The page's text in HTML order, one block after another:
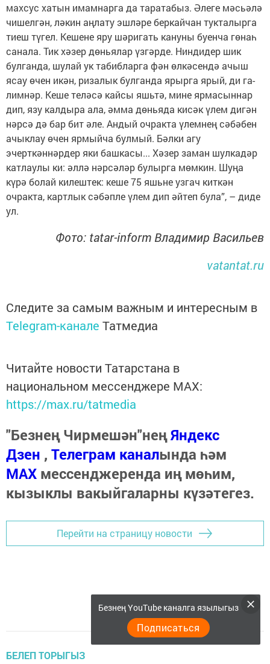
махсус хатын имамнарга да таратабыз. Әлеге мәсьәлә
чи­шелгән, ләкин аңлату эшләре беркайчан тукталырга
тиеш тү­гел. Кешене яру шәригать кануны буенча гөнаһ
санала. Тик хәзер дөньялар үзгәрде. Ниндидер шик
булганда, шулай ук табибларга фән өл­кә­сендә ачыш
ясау өчен икән, ризалык булганда ярырга ярый, ди га­
лимнәр. Кеше теләсә кайсы яшь­тә, мине ярмасыннар
дип, язу калдыра ала, әмма дөньяда кисәк үлем дигән
нәрсә дә бар бит әле. Андый очракта үлемнең сәбәбен
ачыклау өчен ярмыйча булмый. Бәлки агу
эчерткәннәрдер яки башкасы... Хәзер заман шулкадәр
катлаулы ки: әллә нәрсәләр булырга мөм­кин. Шуңа
күрә болай килештек: кеше 75 яшьне узгач киткән
очракта, картлык сәбәпле үлем дип әйтеп була”, – диде
ул.
Фото: tatar-inform Владимир Васильев
vatantat.ru
Следите за самым важным и интересным в
Telegram-канале Татмедиа
Читайте новости Татарстана в
национальном мессенджере MАХ:
https://max.ru/tatmedia
"Безнең Чирмешән"неңЯндекс
Дзен , Телеграм каналында һәм
МАХ мессенджеренда иң мөһим,
кызыклы вакыйгаларны күзәтегез.
Перейти на страницу новости
БЕЛЕП ТОРЫГЫЗ
Безнең YouTube каналга язылыгыз
Подписаться